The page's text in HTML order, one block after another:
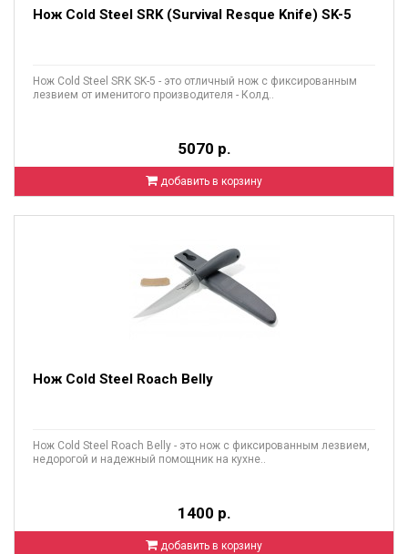
Нож Cold Steel SRK (Survival Resque Knife) SK-5
Нож Cold Steel SRK SK-5 - это отличный нож с фиксированным
лезвием от именитого производителя - Колд..
5070 р.
добавить в корзину
Нож Cold Steel Roach Belly
Нож Cold Steel Roach Belly - это нож с фиксированным лезвием,
недорогой и надежный помощник на кухне..
1400 р.
добавить в корзину